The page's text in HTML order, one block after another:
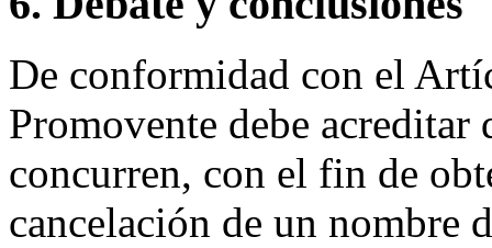
De conformidad con el
Promovente debe acreditar
concurren, con el fin de
cancelación de un nombre